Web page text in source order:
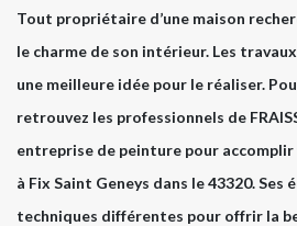
Tout propriétaire d’une maison
le charme de son intérieur. Les
une meilleure idée pour le réaliser.
retrouvez les professionnels de
entreprise de peinture pour accomplir
à Fix Saint Geneys dans le 43320. Ses
techniques différentes pour offrir la